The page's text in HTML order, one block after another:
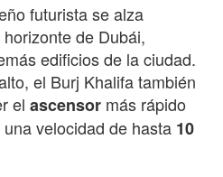
futurista se alza
de Dubái,
edificios de la ciudad.
el Burj Khalifa también
el ascensor más rápido
velocidad de hasta 10